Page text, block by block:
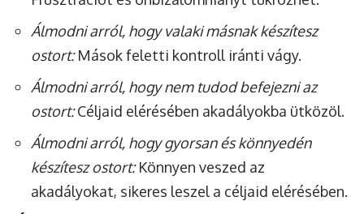
Álmodni arról, hogy valaki másnak készítesz
ostort:Mások feletti kontroll iránti vágy.
Álmodni arról, hogy nem tudod befejezni az
ostort:Céljaid elérésében akadályokba ütközöl.
Álmodni arról, hogy gyorsan és könnyedén
készítesz ostort:Könnyen veszed az
akadályokat, sikeres leszel a céljaid elérésében.